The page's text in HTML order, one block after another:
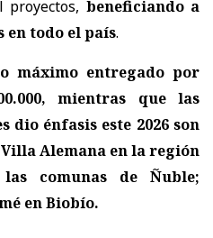
proyectos, beneficiando a
en todo el país.
máximo entregado por
mientras que las
dio énfasis este 2026 son
Alemana en la región
comunas de Ñuble;
en Biobío.